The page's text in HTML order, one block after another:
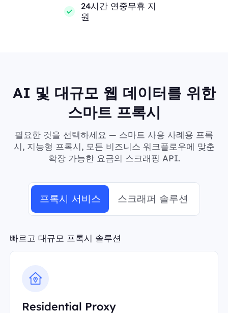
24시간 연중무휴 지
원
AI 및 대규모 웹 데이터를 위한
스마트 프록시
필요한 것을 선택하세요 — 스마트 사용 사례용 프록
시, 지능형 프록시, 모든 비즈니스 워크플로우에 맞춘
확장 가능한 요금의 스크래핑 API.
프록시 서비스 스크래퍼 솔루션
빠르고 대규모 프록시 솔루션
Residential Proxy